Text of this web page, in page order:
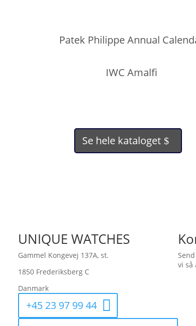
Patek Philippe Annual
IWC Amalfi
Se hele kataloget
UNIQUE WATCHES
Gammel Kongevej 137A, st.
1850 Frederiksberg C
Danmark
+45 23 97 99 44
vi så